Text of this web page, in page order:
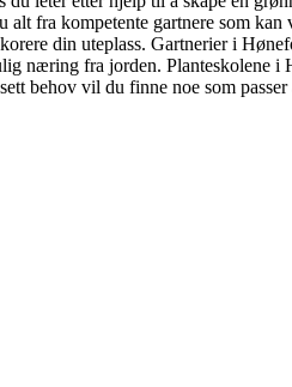
fra kompetente gartnere som
din uteplass. Gartnerier i
næring fra jorden. Planteskolene
behov vil du finne noe som